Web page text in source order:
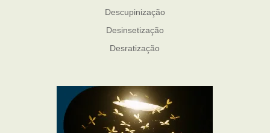
Descupinização
Desinsetização
Desratização
Mosquito Mist
Mosquitos
Percevejo de Cama